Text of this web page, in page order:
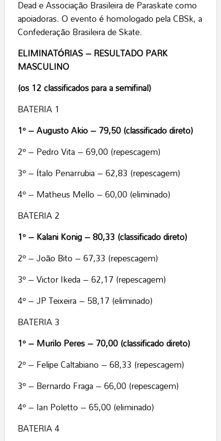
Dead e Associação Brasileira de Paraskate como
apoiadoras. O evento é homologado pela CBSk, a
Confederação Brasileira de Skate.
ELIMINATÓRIAS – RESULTADO PARK
MASCULINO
(os 12 classificados para a semifinal)
BATERIA 1
1º – Augusto Akio – 79,50 (classificado direto)
2º – Pedro Vita – 69,00 (repescagem)
3º – Ítalo Penarrubia – 62,83 (repescagem)
4º – Matheus Mello – 60,00 (eliminado)
BATERIA 2
1º – Kalani Konig – 80,33 (classificado direto)
2º – João Bito – 67,33 (repescagem)
3º – Victor Ikeda – 62,17 (repescagem)
4º – JP Teixeira – 58,17 (eliminado)
BATERIA 3
1º – Murilo Peres – 70,00 (classificado direto)
2º – Felipe Caltabiano – 68,33 (repescagem)
3º – Bernardo Fraga – 66,00 (repescagem)
4º – Ian Poletto – 65,00 (eliminado)
BATERIA 4